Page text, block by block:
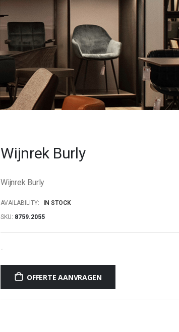
Wijnrek Burly
Wijnrek Burly
AVAILABILITY:
IN STOCK
SKU 8759.2055
-
OFFERTE AANVRAGEN